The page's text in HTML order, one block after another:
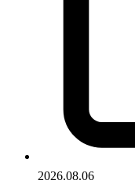
2026.08.06